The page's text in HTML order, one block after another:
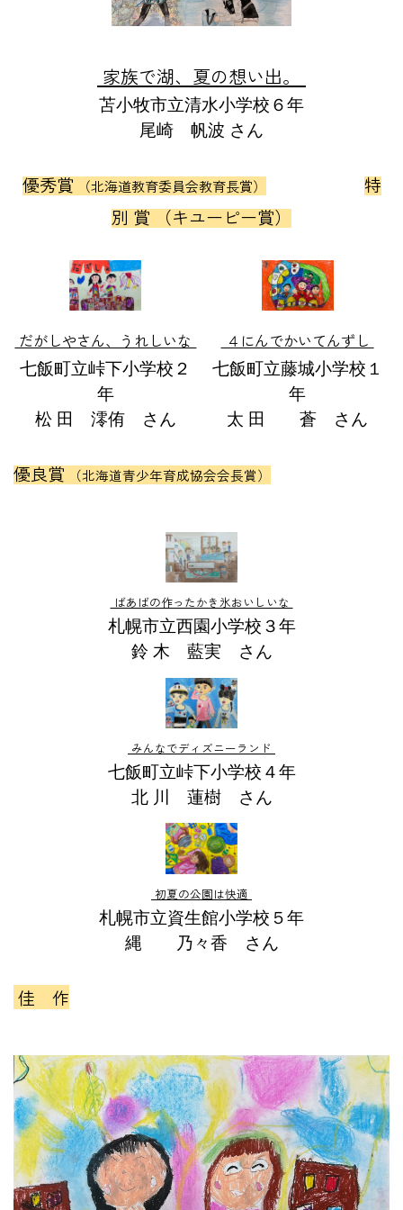
家族で湖、夏の想い出。
苫小牧市立清水小学校６年
尾崎 帆波 さん
優秀賞 （北海道教育委員会教育長賞）
特
別 賞 （キユーピー賞）
だがしやさん、うれしいな
七飯町立峠下小学校２
年
松 田 澪侑 さん
４にんでかいてんずし
七飯町立藤城小学校１
年
太 田 蒼 さん
優良賞 （北海道青少年育成協会会長賞）
ばあばの作ったかき氷おいしいな
札幌市立西園小学校３年
鈴 木 藍実 さん
みんなでディズニーランド
七飯町立峠下小学校４年
北 川 蓮樹 さん
初夏の公園は快適
札幌市立資生館小学校５年
縄 乃々香 さん
佳 作